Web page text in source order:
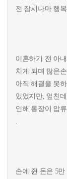
전 잠시나마 행
이혼하기 전 아
치게 되며 많은
아직 해결을 못
있었지만, 엎친
인해 통장이 압
.
손에 쥔 돈은 5